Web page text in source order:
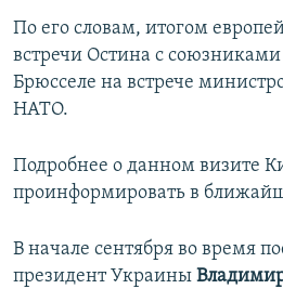
По его словам, итогом
встречи Остина с
Брюсселе на встрече
НАТО.
Подробнее о данном визите
проинформировать в
В начале сентября во время
президент Украины